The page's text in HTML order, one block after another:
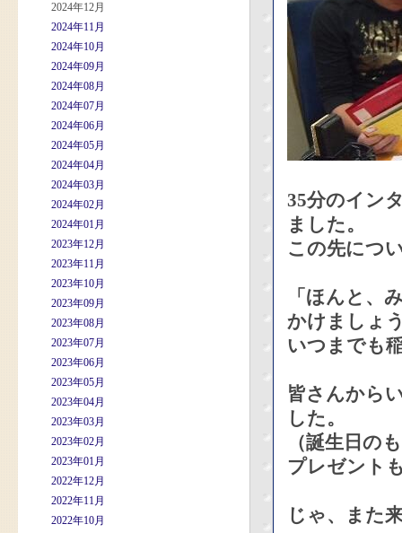
2024年12月
2024年11月
2024年10月
2024年09月
2024年08月
2024年07月
2024年06月
2024年05月
2024年04月
2024年03月
2024年02月
2024年01月
2023年12月
2023年11月
2023年10月
2023年09月
2023年08月
2023年07月
2023年06月
2023年05月
2023年04月
2023年03月
2023年02月
2023年01月
2022年12月
2022年11月
2022年10月
35分のイン
ました。
この先につ
「ほんと、
かけましょ
いつまでも
皆さんから
した。
（誕生日の
プレゼント
じゃ、また